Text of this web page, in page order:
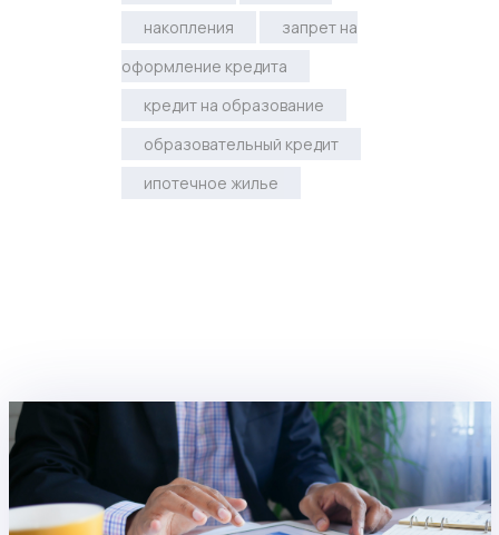
накопления
запрет на
оформление кредита
кредит на образование
образовательный кредит
ипотечное жилье